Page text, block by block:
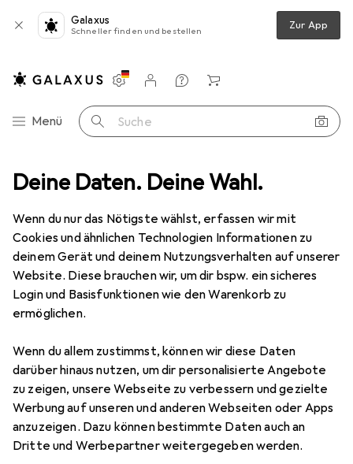
Deine Daten. Deine Wahl.
Wenn du nur das Nötigste wählst, erfassen wir mit
Cookies und ähnlichen Technologien Informationen zu
deinem Gerät und deinem Nutzungsverhalten auf unserer
Website. Diese brauchen wir, um dir bspw. ein sicheres
Login und Basisfunktionen wie den Warenkorb zu
ermöglichen.
Wenn du allem zustimmst, können wir diese Daten
darüber hinaus nutzen, um dir personalisierte Angebote
zu zeigen, unsere Webseite zu verbessern und gezielte
Werbung auf unseren und anderen Webseiten oder Apps
anzuzeigen. Dazu können bestimmte Daten auch an
Dritte und Werbepartner weitergegeben werden.
Galaxus
Schneller finden und bestellen Zur App
Navigation nach Kategorien
Menü Suche
Einstellungen
Kundenkonto
Vergleichslisten
Merklisten
Warenkorb
Mode Alles in Mode Bekleidung Jeans
7 Bilder
OnlyEmily
Preis in EUR inkl. MwSt.
EUR
48,52
Bewertungen Marke
Mehr von Only